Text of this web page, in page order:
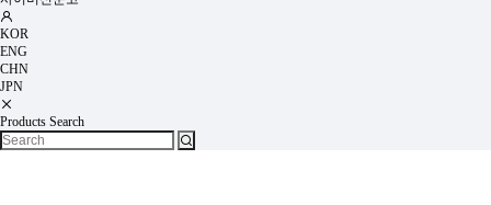
KOR
ENG
CHN
JPN
Products Search